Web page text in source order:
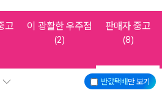
고 이 광활한 우주점
(2)
판매자 중고
(8)
반값택배만 보기